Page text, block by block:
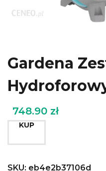
Gardena
748.90 zł
KUP
SKU: eb4e2b37106d